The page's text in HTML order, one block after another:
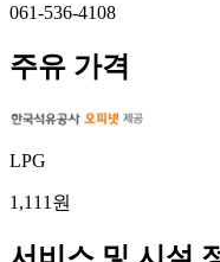
061-536-4108
주유 가격
LPG
1,111원